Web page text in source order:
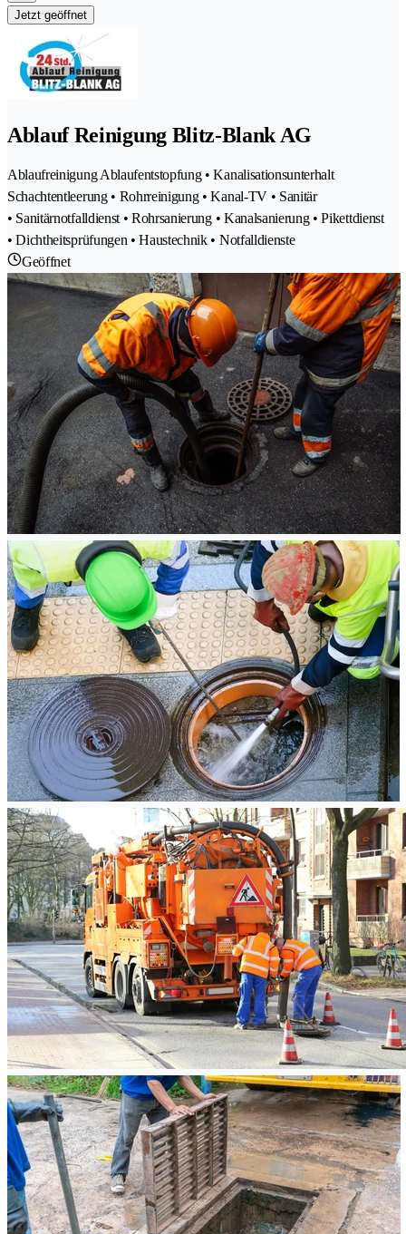
Jetzt geöffnet
Ablauf Reinigung Blitz-Blank AG
Ablaufreinigung Ablaufentstopfung • Kanalisationsunterhalt
Schachtentleerung • Rohrreinigung • Kanal-TV • Sanitär
• Sanitärnotfalldienst • Rohrsanierung • Kanalsanierung • Pikettdienst
• Dichtheitsprüfungen • Haustechnik • Notfalldienste
Geöffnet